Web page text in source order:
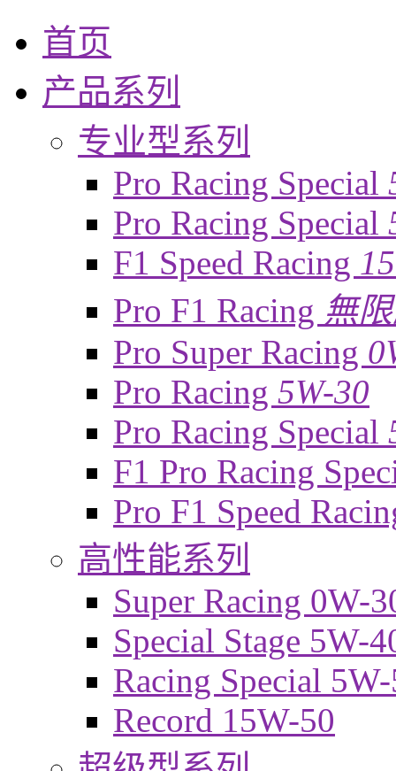
首页
产品系列
专业型系列
Pro Racing Special
Pro Racing Special
F1 Speed Racing
Pro F1 Racing 無
Pro Super Racing
Pro Racing 5W-30
Pro Racing Special
F1 Pro Racing
Pro F1 Speed
高性能系列
Super Racing 0W-
Special Stage 5W-
Racing Special
Record 15W-50